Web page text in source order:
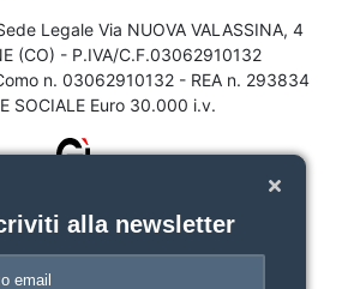
Legale Via NUOVA VALASSINA, 4
(CO) - P.IVA/C.F.03062910132
n. 03062910132 - REA n. 293834
SOCIALE Euro 30.000 i.v.
alla newsletter